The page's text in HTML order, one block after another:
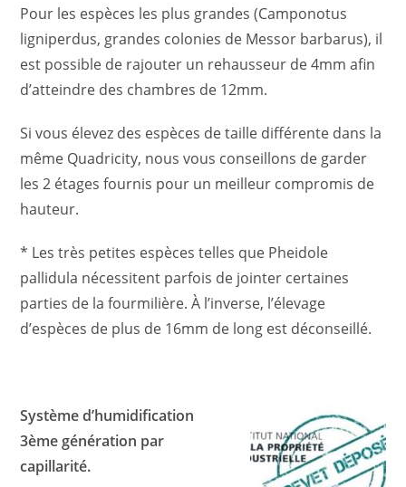
Pour les espèces les plus grandes (Camponotus
ligniperdus, grandes colonies de Messor barbarus), il
est possible de rajouter un rehausseur de 4mm afin
d’atteindre des chambres de 12mm.
Si vous élevez des espèces de taille différente dans la
même Quadricity, nous vous conseillons de garder
les 2 étages fournis pour un meilleur compromis de
hauteur.
* Les très petites espèces telles que Pheidole
pallidula nécessitent parfois de jointer certaines
parties de la fourmilière. À l’inverse, l’élevage
d’espèces de plus de 16mm de long est déconseillé.
Système d’humidification
3ème génération par
capillarité.